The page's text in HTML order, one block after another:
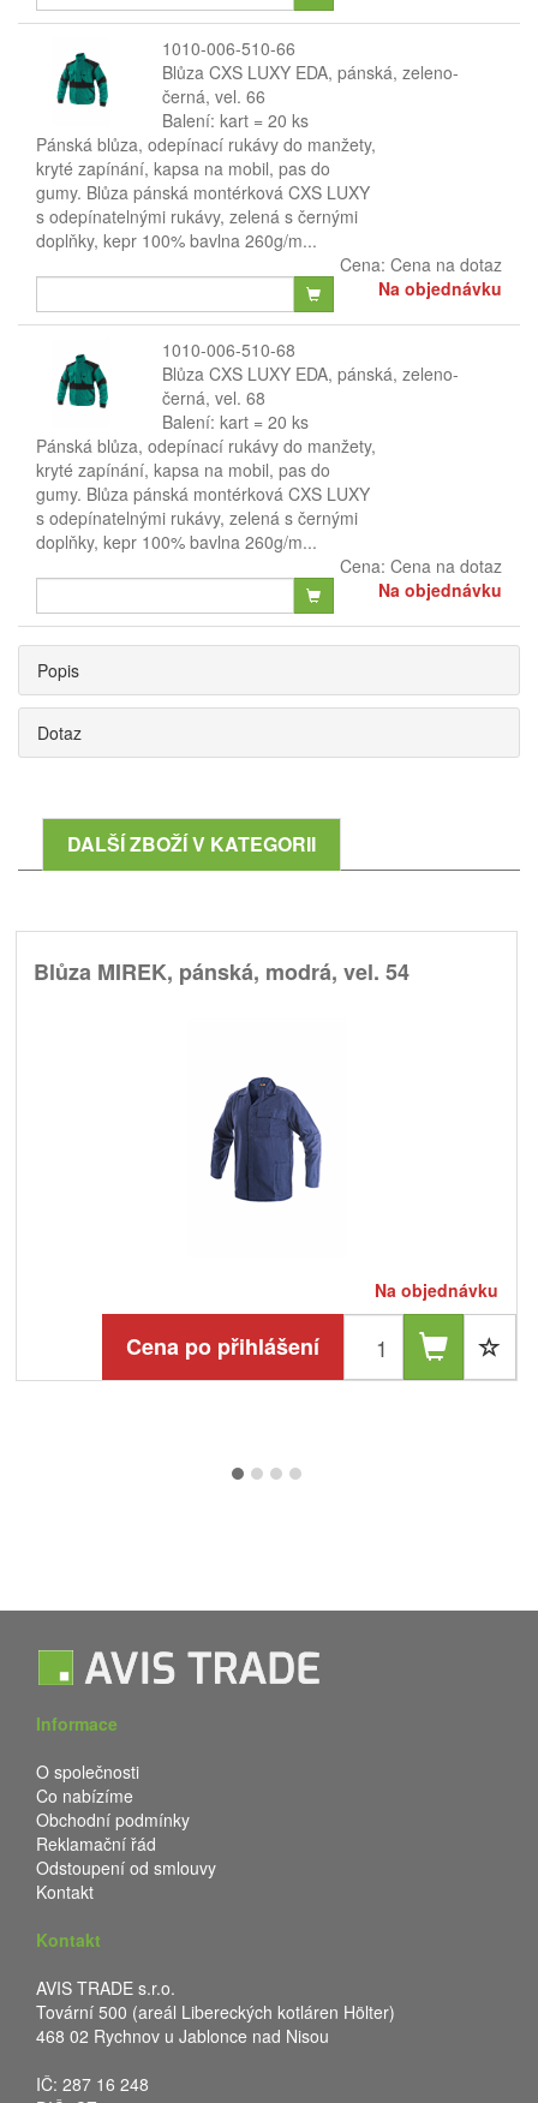
1010-006-510-66
Blůza CXS LUXY EDA, pánská, zeleno-
černá, vel. 66
Balení: kart = 20 ks
Pánská blůza, odepínací rukávy do manžety,
kryté zapínání, kapsa na mobil, pas do
gumy. Blůza pánská montérková CXS LUXY
s odepínatelnými rukávy, zelená s černými
doplňky, kepr 100% bavlna 260g/m...
Cena: Cena na dotaz
Na objednávku
1010-006-510-68
Blůza CXS LUXY EDA, pánská, zeleno-
černá, vel. 68
Balení: kart = 20 ks
Pánská blůza, odepínací rukávy do manžety,
kryté zapínání, kapsa na mobil, pas do
gumy. Blůza pánská montérková CXS LUXY
s odepínatelnými rukávy, zelená s černými
doplňky, kepr 100% bavlna 260g/m...
Cena: Cena na dotaz
Na objednávku
Popis
Dotaz
DALŠÍ ZBOŽÍ V KATEGORII
Blůza MIREK, pánská, modrá, vel. 54
Na objednávku
Cena po přihlášení
Informace
O společnosti
Co nabízíme
Obchodní podmínky
Reklamační řád
Odstoupení od smlouvy
Kontakt
Kontakt
AVIS TRADE s.r.o.
Tovární 500 (areál Libereckých kotláren Hölter)
468 02 Rychnov u Jablonce nad Nisou
IČ: 287 16 248